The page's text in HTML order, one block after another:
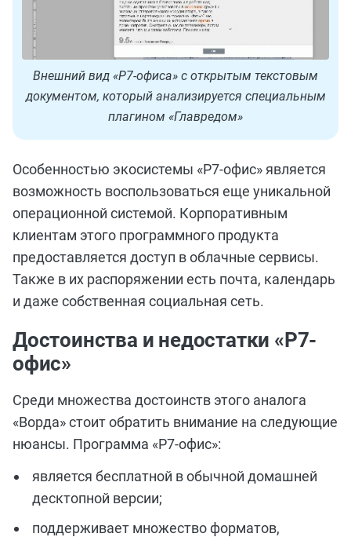
Внешний вид «Р7-офиса» с открытым текстовым
документом, который анализируется специальным
плагином «Главредом»
Особенностью экосистемы «Р7-офис» является
возможность воспользоваться еще уникальной
операционной системой. Корпоративным
клиентам этого программного продукта
предоставляется доступ в облачные сервисы.
Также в их распоряжении есть почта, календарь
и даже собственная социальная сеть.
Достоинства и недостатки «Р7-
офис»
Среди множества достоинств этого аналога
«Ворда» стоит обратить внимание на следующие
нюансы. Программа «Р7-офис»:
является бесплатной в обычной домашней
десктопной версии;
поддерживает множество форматов,